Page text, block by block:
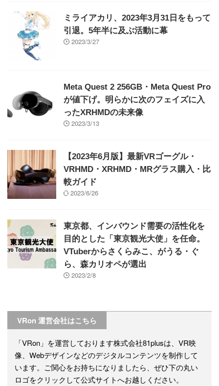
ミライアカリ、2023年3月31日をもって
引退。5年半に及ぶ活動に幕
2023/3/27
Meta Quest 2 256GB・Meta Quest Pro
が値下げ。明らかに次のフェイズに入
ったXRHMDの未来像
2023/3/13
【2023年6月版】最新VRゴーグル・
VRHMD・XRHMD・MRグラス購入・比
較ガイド
2023/6/26
東京都、インバウンド需要の活性化を
目的とした「東京観光大使」を任命。
VTuberからさくらみこ、がうる・ぐ
ら、森カリオペが選出
2023/2/8
VRon 運営会社はこちら
「VRon」を運営しております株式会社81plusは、VR映
像、Webデザインなどのデジタルコンテンツを制作して
います。ご関心をお持ちになりましたら、ぜひ下の丸い
ロゴをクリックして公式サイトへお越しください。